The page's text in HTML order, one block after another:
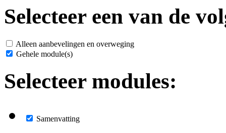
Selecteer een van de
Alleen aanbevelingen en overweging
Gehele module(s)
Selecteer modules:
Samenvatting